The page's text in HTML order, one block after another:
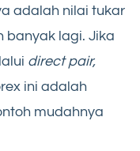
adalah nilai tukar
banyak lagi. Jika
direct pair,
ini adalah
mudahnya